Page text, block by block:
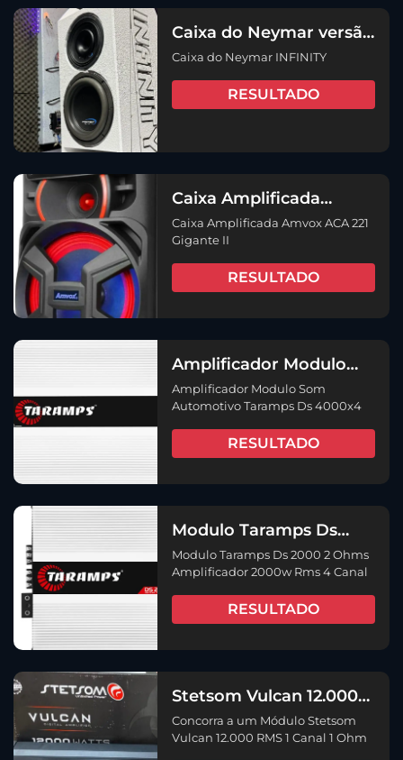
Caixa do Neymar versão
InfinitySom
Caixa do Neymar INFINITY
RESULTADO
Caixa Amplificada
Amvox ACA 221 Gigante
II
Caixa Amplificada Amvox ACA 221
Gigante II
RESULTADO
Amplificador Modulo
Som Automotivo
Taramps Ds 4000×4
Amplificador Modulo Som
Automotivo Taramps Ds 4000x4
RESULTADO
Modulo Taramps Ds
2000 2 Ohms
Amplificador 2000w
Modulo Taramps Ds 2000 2 Ohms
Amplificador 2000w Rms 4 Canal
RESULTADO
Stetsom Vulcan 12.000
RMS 1 Canal 1 Ohm
Concorra a um Módulo Stetsom
Vulcan 12.000 RMS 1 Canal 1 Ohm